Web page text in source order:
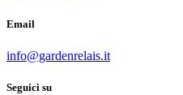
Email
info@gardenrelais.it
Seguici su